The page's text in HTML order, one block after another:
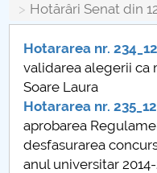
Centrul de
Board of
Nr. de telefon si
Admission
Hotărâri Senat din
Hotararea nr.
validarea alegerii ca
Soare Laura
Hotararea nr.
aprobarea
desfasurarea
anul universitar